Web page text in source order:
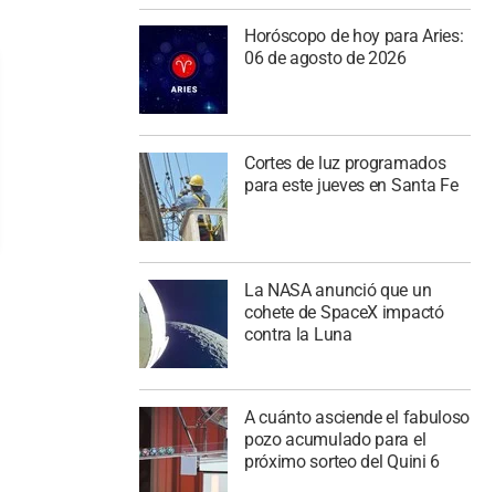
Horóscopo de hoy para Aries:
06 de agosto de 2026
Cortes de luz programados
para este jueves en Santa Fe
La NASA anunció que un
cohete de SpaceX impactó
contra la Luna
A cuánto asciende el fabuloso
pozo acumulado para el
próximo sorteo del Quini 6